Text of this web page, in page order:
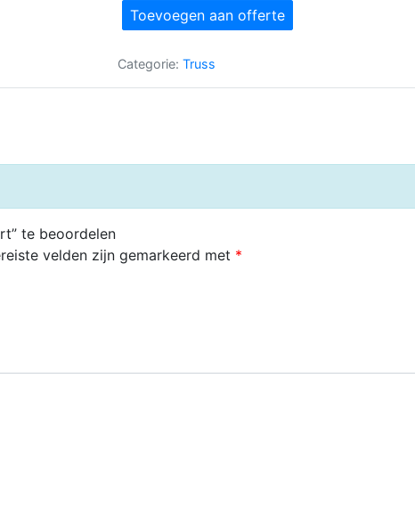
100
zwart
Toevoegen aan offerte
Categorie: Truss
te beoordelen
velden zijn gemarkeerd met *